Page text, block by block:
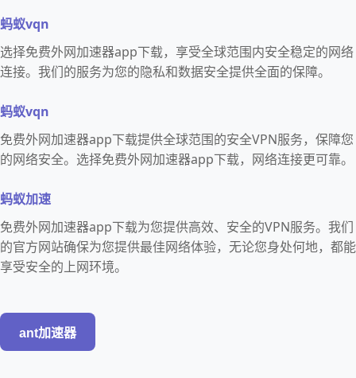
蚂蚁vqn
选择免费外网加速器app下载，享受全球范围内安全稳定的网络
连接。我们的服务为您的隐私和数据安全提供全面的保障。
蚂蚁vqn
免费外网加速器app下载提供全球范围的安全VPN服务，保障您
的网络安全。选择免费外网加速器app下载，网络连接更可靠。
蚂蚁加速
免费外网加速器app下载为您提供高效、安全的VPN服务。我们
的官方网站确保为您提供最佳网络体验，无论您身处何地，都能
享受安全的上网环境。
ant加速器